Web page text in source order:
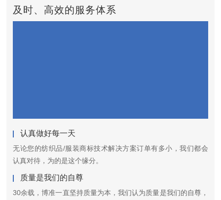
及时、高效的服务体系
认真做好每一天
无论您的纺织品/服装商标技术解决方案订单有多小，我们都会
认真对待，为的是这个缘分。
质量是我们的自尊
30余载，博准一直坚持质量为本，我们认为质量是我们的自尊，